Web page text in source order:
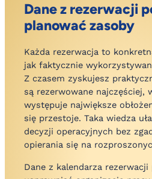
Dane z rezerwacji
planować zasoby
Każda rezerwacja to
jak faktycznie
Z czasem zyskujesz
są rezerwowane najczęściej,
występuje największe
się przestoje. Taka wiedza
decyzji operacyjnych bez
opierania się na
Dane z kalendarza rezerwacji